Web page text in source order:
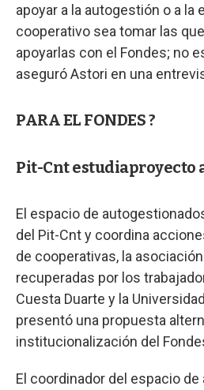
apoyar a la autogestión o a la
cooperativo sea tomar las
apoyarlas con el Fondes; no
aseguró Astori en una
PARA EL FONDES ?
Pit-Cnt estudiaproyecto
El espacio de
del Pit-Cnt y coordina
de cooperativas, la
recuperadas por los
Cuesta Duarte y la
presentó una propuesta
institucionalización del
El coordinador del espacio